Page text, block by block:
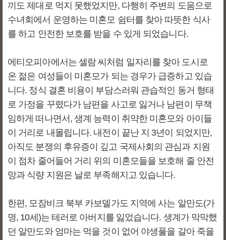
끼도 제대로 먹지 못했었지만, 다행히 주변의 도움으로
수녀회에서 운영하는 미혼모 쉼터를 찾아 따뜻한 식사
를 하고 안전한 보호를 받을 수 있게 되었습니다.
에티오피아에서는 셀람 씨처럼 일자리를 찾아 도시로
온 젊은 여성들이 미혼모가 되는 경우가 급증하고 있습
니다. 정식 결혼 비용이 부담스러워 관습적인 동거 형태
로 가정을 꾸렸다가 남편을 사고로 잃거나 남편이 무책
임하게 떠나면서, 생계 능력이 취약한 미혼모와 아이들
이 거리로 내몰립니다. 내전이 끝난 지 3년이 되었지만,
아직도 분쟁의 후유증이 깊고 국제사회의 관심과 지원
이 점차 줄어들어 거리 위의 미혼모들을 보호해 줄 안전
망과 식량 지원은 날로 부족해지고 있습니다.
한편, 모잠비크 북부 카보델가도 지역에 사는 알만도(가
명, 10세)는 테러로 아버지를 잃었습니다. 생계가 막막했
던 알만도와 엄마는 먹을 것이 없어 야생풀을 갈아 죽을